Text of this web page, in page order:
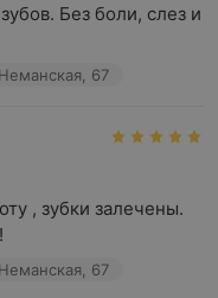
Без боли, слез и
67
, зубки залечены.
67